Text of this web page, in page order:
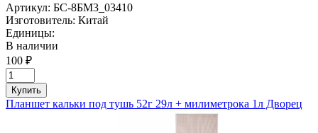
Артикул: БС-8БМ3_03410
Изготовитель: Китай
Единицы:
В наличии
100 ₽
Купить
Планшет кальки под тушь 52г 29л + милиметрока 1л Дворец